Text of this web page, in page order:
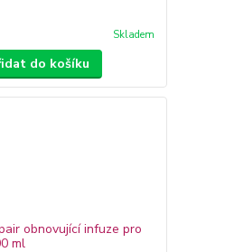
Skladem
do košíku